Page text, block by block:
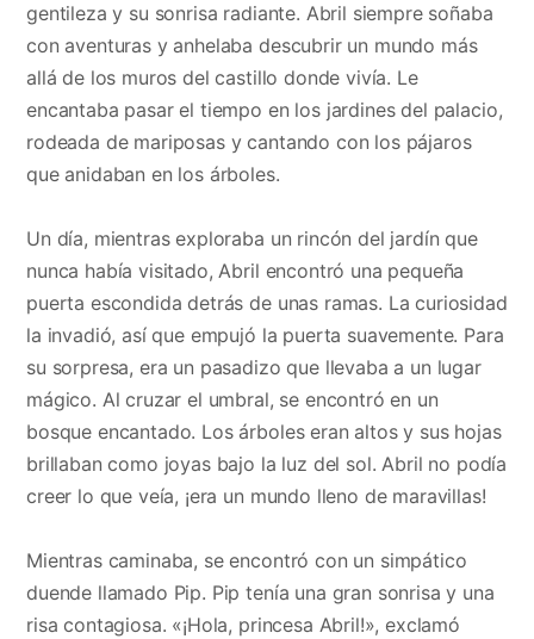
gentileza y su sonrisa radiante. Abril siempre soñaba
con aventuras y anhelaba descubrir un mundo más
allá de los muros del castillo donde vivía. Le
encantaba pasar el tiempo en los jardines del palacio,
rodeada de mariposas y cantando con los pájaros
que anidaban en los árboles.
Un día, mientras exploraba un rincón del jardín que
nunca había visitado, Abril encontró una pequeña
puerta escondida detrás de unas ramas. La curiosidad
la invadió, así que empujó la puerta suavemente. Para
su sorpresa, era un pasadizo que llevaba a un lugar
mágico. Al cruzar el umbral, se encontró en un
bosque encantado. Los árboles eran altos y sus hojas
brillaban como joyas bajo la luz del sol. Abril no podía
creer lo que veía, ¡era un mundo lleno de maravillas!
Mientras caminaba, se encontró con un simpático
duende llamado Pip. Pip tenía una gran sonrisa y una
risa contagiosa. «¡Hola, princesa Abril!», exclamó